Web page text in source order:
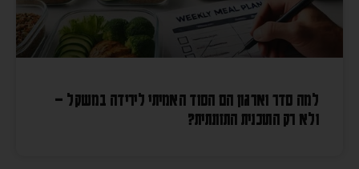
למה סדר וארגון הם הסוד האמיתי לירידה במשקל –
ולא רק התוכנית התזונתית?